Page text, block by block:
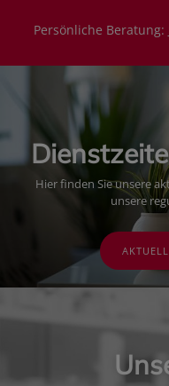
Persönliche Beratung:
Hier finden Sie unsere
unsere